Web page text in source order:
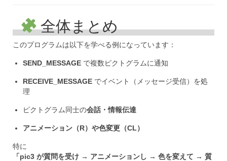
全体まとめ
このプログラムは以下を学べる例になっています：
SEND_MESSAGE で複数ピクトグラムに通知
RECEIVE_MESSAGE でイベント（メッセージ受信）を処
理
ピクトグラム同士の会話・情報伝達
アニメーション（R）や色変更（CL）
特に
「pic3 が質問を受け → アニメーションし → 色を変えて → 質